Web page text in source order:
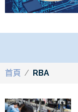
首頁 / RBA